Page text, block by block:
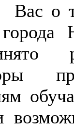
Вас о